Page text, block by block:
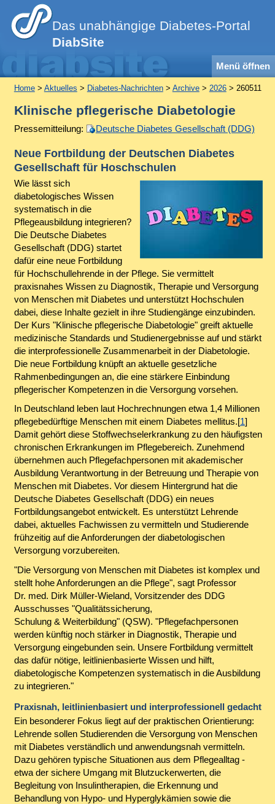
Das unabhängige Diabetes-Portal
DiabSite
Menü öffnen
Home> Aktuelles > Diabetes-Nachrichten> Archive> 2026> 260511
Klinische pflegerische Diabetologie
Pressemitteilung: Deutsche Diabetes Gesellschaft (DDG)
Neue Fortbildung der Deutschen Diabetes
Gesellschaft für Hoschschulen
Wie lässt sich
diabetologisches Wissen
systematisch in die
Pflegeausbildung integrieren?
Die Deutsche Diabetes
Gesellschaft (DDG) startet
dafür eine neue Fortbildung
für Hochschullehrende in der Pflege. Sie vermittelt
praxisnahes Wissen zu Diagnostik, Therapie und Versorgung
von Menschen mit Diabetes und unterstützt Hochschulen
dabei, diese Inhalte gezielt in ihre Studiengänge einzubinden.
Der Kurs "Klinische pflegerische Diabetologie" greift aktuelle
medizinische Standards und Studienergebnisse auf und stärkt
die interprofessionelle Zusammenarbeit in der Diabetologie.
Die neue Fortbildung knüpft an aktuelle gesetzliche
Rahmenbedingungen an, die eine stärkere Einbindung
pflegerischer Kompetenzen in die Versorgung vorsehen.
In Deutschland leben laut Hochrechnungen etwa 1,4 Millionen
pflegebedürftige Menschen mit einem Diabetes mellitus.[1]
Damit gehört diese Stoffwechselerkrankung zu den häufigsten
chronischen Erkrankungen im Pflegebereich. Zunehmend
übernehmen auch Pflegefachpersonen mit akademischer
Ausbildung Verantwortung in der Betreuung und Therapie von
Menschen mit Diabetes. Vor diesem Hintergrund hat die
Deutsche Diabetes Gesellschaft (DDG) ein neues
Fortbildungsangebot entwickelt. Es unterstützt Lehrende
dabei, aktuelles Fachwissen zu vermitteln und Studierende
frühzeitig auf die Anforderungen der diabetologischen
Versorgung vorzubereiten.
"Die Versorgung von Menschen mit Diabetes ist komplex und
stellt hohe Anforderungen an die Pflege", sagt Professor
Dr. med. Dirk Müller-Wieland, Vorsitzender des DDG
Ausschusses "Qualitätssicherung,
Schulung & Weiterbildung" (QSW). "Pflegefachpersonen
werden künftig noch stärker in Diagnostik, Therapie und
Versorgung eingebunden sein. Unsere Fortbildung vermittelt
das dafür nötige, leitlinienbasierte Wissen und hilft,
diabetologische Kompetenzen systematisch in die Ausbildung
zu integrieren."
Praxisnah, leitlinienbasiert und interprofessionell gedacht
Ein besonderer Fokus liegt auf der praktischen Orientierung:
Lehrende sollen Studierenden die Versorgung von Menschen
mit Diabetes verständlich und anwendungsnah vermitteln.
Dazu gehören typische Situationen aus dem Pflegealltag -
etwa der sichere Umgang mit Blutzuckerwerten, die
Begleitung von Insulintherapien, die Erkennung und
Behandlung von Hypo- und Hyperglykämien sowie die